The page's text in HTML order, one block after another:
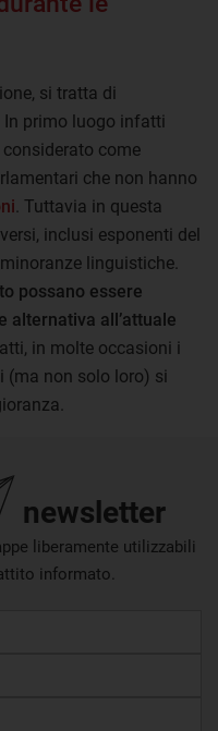
si tratta di
In primo luogo infatti
come
che non hanno
. Tuttavia in questa
inclusi esponenti del
linguistiche.
possano essere
alternativa all’attuale
in molte occasioni i
(ma non solo loro) si
newsletter
liberamente utilizzabili
informato.